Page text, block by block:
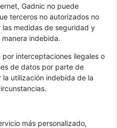
Gadnic no puede
terceros no autorizados no
medidas de seguridad y
indebida.
interceptaciones ilegales o
de datos por parte de
utilización indebida de la
más personalizado,